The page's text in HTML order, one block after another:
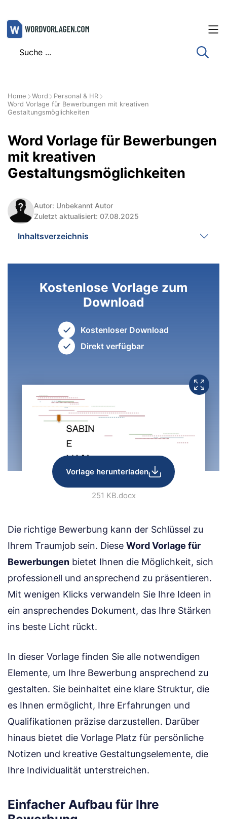
Zum
Inhalt
Home Word
Personal & HR
Word Vorlage für Bewerbungen mit kreativen
Gestaltungsmöglichkeiten
Word Vorlage für Bewerbungen
mit kreativen
Gestaltungsmöglichkeiten
Autor: Unbekannt Autor
Zuletzt aktualisiert: 07.08.2025
Inhaltsverzeichnis
Kostenlose Vorlage zum
Download
Kostenloser Download
Direkt verfügbar
Vorlage herunterladen
251 KB.docx
Die richtige Bewerbung kann der Schlüssel zu
Ihrem Traumjob sein. Diese Word Vorlage für
Bewerbungen bietet Ihnen die Möglichkeit, sich
professionell und ansprechend zu präsentieren.
Mit wenigen Klicks verwandeln Sie Ihre Ideen in
ein ansprechendes Dokument, das Ihre Stärken
ins beste Licht rückt.
In dieser Vorlage finden Sie alle notwendigen
Elemente, um Ihre Bewerbung ansprechend zu
gestalten. Sie beinhaltet eine klare Struktur, die
es Ihnen ermöglicht, Ihre Erfahrungen und
Qualifikationen präzise darzustellen. Darüber
hinaus bietet die Vorlage Platz für persönliche
Notizen und kreative Gestaltungselemente, die
Ihre Individualität unterstreichen.
Einfacher Aufbau für Ihre